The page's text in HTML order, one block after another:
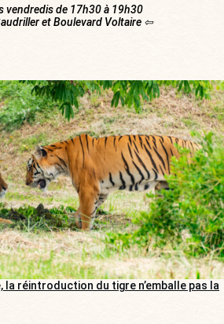
vendredis de 17h30 à 19h30
et Boulevard Voltaire ⇦
la réintroduction du tigre n’emballe pas la